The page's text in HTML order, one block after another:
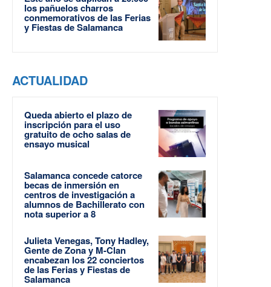
los pañuelos charros
conmemorativos de las Ferias
y Fiestas de Salamanca
ACTUALIDAD
Queda abierto el plazo de
inscripción para el uso
gratuito de ocho salas de
ensayo musical
Salamanca concede catorce
becas de inmersión en
centros de investigación a
alumnos de Bachillerato con
nota superior a 8
Julieta Venegas, Tony Hadley,
Gente de Zona y M-Clan
encabezan los 22 conciertos
de las Ferias y Fiestas de
Salamanca